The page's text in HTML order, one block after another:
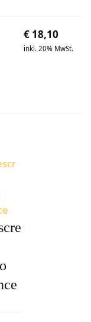
€ 18,10
inkl. 20% MwSt.